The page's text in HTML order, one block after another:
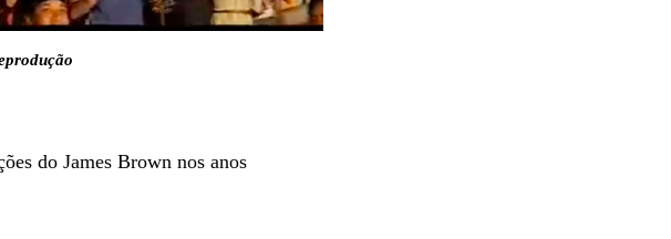
do James Brown nos anos